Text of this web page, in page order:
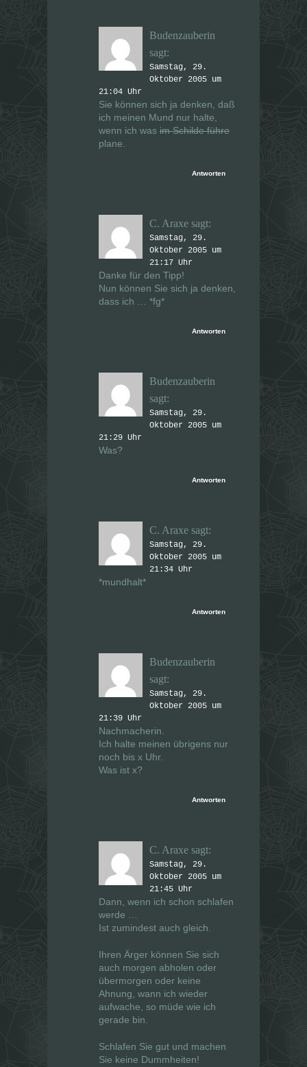
Budenzauberin
sagt:
Samstag, 29.
Oktober 2005 um
21:04 Uhr
Sie können sich ja denken, daß
ich meinen Mund nur halte,
wenn ich was im Schilde führe
plane.
Antworten
C. Araxe sagt:
Samstag, 29.
Oktober 2005 um
21:17 Uhr
Danke für den Tipp!
Nun können Sie sich ja denken,
dass ich … *fg*
Antworten
Budenzauberin
sagt:
Samstag, 29.
Oktober 2005 um
21:29 Uhr
Was?
Antworten
C. Araxe sagt:
Samstag, 29.
Oktober 2005 um
21:34 Uhr
*mundhalt*
Antworten
Budenzauberin
sagt:
Samstag, 29.
Oktober 2005 um
21:39 Uhr
Nachmacherin.
Ich halte meinen übrigens nur
noch bis x Uhr.
Was ist x?
Antworten
C. Araxe sagt:
Samstag, 29.
Oktober 2005 um
21:45 Uhr
Dann, wenn ich schon schlafen
werde …
Ist zumindest auch gleich.
Ihren Ärger können Sie sich
auch morgen abholen oder
übermorgen oder keine
Ahnung, wann ich wieder
aufwache, so müde wie ich
gerade bin.
Schlafen Sie gut und machen
Sie keine Dummheiten!